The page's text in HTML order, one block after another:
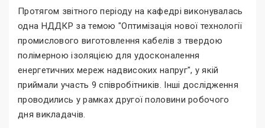
Протягом звітного періоду на кафедрі виконувалась
одна НДДКР за темою "Оптимізація нової технології
промислового виготовлення кабелів з твердою
полімерною ізоляцією для удосконалення
енергетичних мереж надвисоких напруг", у якій
приймали участь 9 співробітників. Інші дослідження
проводились у рамках другої половини робочого
дня викладачів.